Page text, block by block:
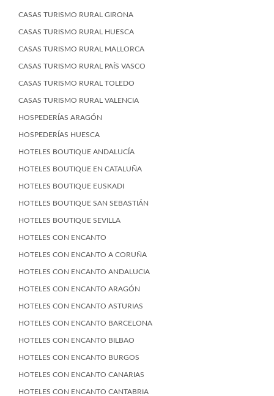
CASAS TURISMO RURAL GIRONA
CASAS TURISMO RURAL HUESCA
CASAS TURISMO RURAL MALLORCA
CASAS TURISMO RURAL PAÍS VASCO
CASAS TURISMO RURAL TOLEDO
CASAS TURISMO RURAL VALENCIA
HOSPEDERÍAS ARAGÓN
HOSPEDERÍAS HUESCA
HOTELES BOUTIQUE ANDALUCÍA
HOTELES BOUTIQUE EN CATALUÑA
HOTELES BOUTIQUE EUSKADI
HOTELES BOUTIQUE SAN SEBASTIÁN
HOTELES BOUTIQUE SEVILLA
HOTELES CON ENCANTO
HOTELES CON ENCANTO A CORUÑA
HOTELES CON ENCANTO ANDALUCIA
HOTELES CON ENCANTO ARAGÓN
HOTELES CON ENCANTO ASTURIAS
HOTELES CON ENCANTO BARCELONA
HOTELES CON ENCANTO BILBAO
HOTELES CON ENCANTO BURGOS
HOTELES CON ENCANTO CANARIAS
HOTELES CON ENCANTO CANTABRIA